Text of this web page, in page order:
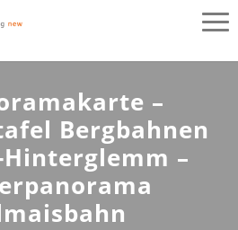
–
Bergbahnen
Hinterglemm –